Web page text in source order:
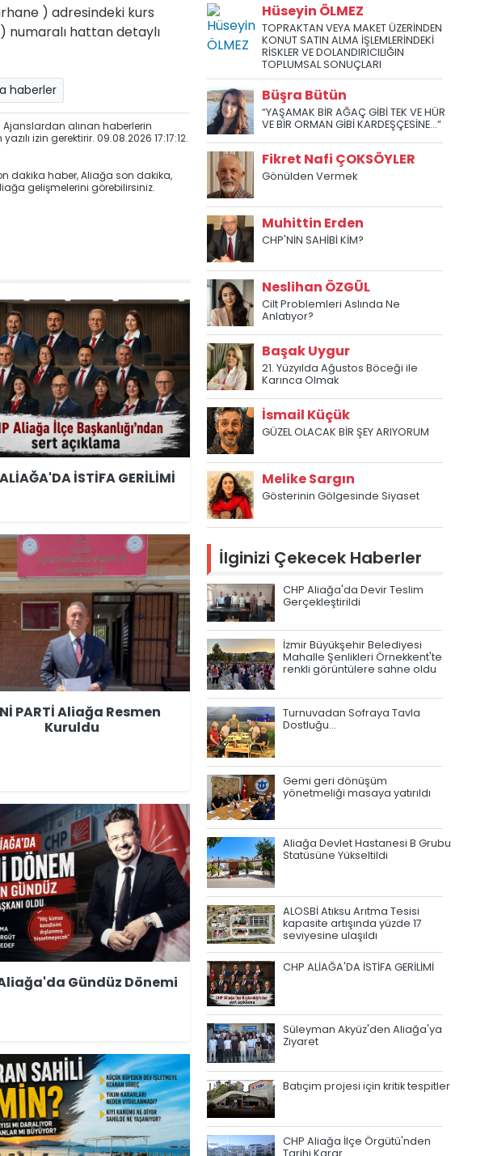
) adresindeki kurs
numaralı hattan detaylı
haberler
Ajanslardan alınan haberlerin
izin gerektirir. 09.08.2026 17:17:12.
dakika haber, Aliağa son dakika,
gelişmelerini görebilirsiniz.
İSTİFA GERİLİMİ
PARTİ Aliağa Resmen
Kuruldu
Gündüz Dönemi
Hüseyin ÖLMEZ
TOPRAKTAN VEYA MAKET ÜZERİNDEN
KONUT SATIN ALMA İŞLEMLERİNDEKİ
RİSKLER VE DOLANDIRICILIĞIN
TOPLUMSAL SONUÇLARI
Büşra Bütün
“YAŞAMAK BİR AĞAÇ GİBİ TEK VE HÜR
VE BİR ORMAN GİBİ KARDEŞÇESİNE...”
Fikret Nafi ÇOKSÖYLER
Gönülden Vermek
Muhittin Erden
CHP'NİN SAHİBİ KİM?
Neslihan ÖZGÜL
Cilt Problemleri Aslında Ne
Anlatıyor?
Başak Uygur
21. Yüzyılda Ağustos Böceği ile
Karınca Olmak
İsmail Küçük
GÜZEL OLACAK BİR ŞEY ARIYORUM
Melike Sargın
Gösterinin Gölgesinde Siyaset
İlginizi Çekecek Haberler
CHP Aliağa'da Devir Teslim
Gerçekleştirildi
İzmir Büyükşehir Belediyesi
Mahalle Şenlikleri Örnekkent'te
renkli görüntülere sahne oldu
Turnuvadan Sofraya Tavla
Dostluğu…
Gemi geri dönüşüm
yönetmeliği masaya yatırıldı
Aliağa Devlet Hastanesi B Grubu
Statüsüne Yükseltildi
ALOSBİ Atıksu Arıtma Tesisi
kapasite artışında yüzde 17
seviyesine ulaşıldı
CHP ALİAĞA'DA İSTİFA GERİLİMİ
Süleyman Akyüz'den Aliağa'ya
Ziyaret
Batıçim projesi için kritik tespitler
CHP Aliağa İlçe Örgütü'nden